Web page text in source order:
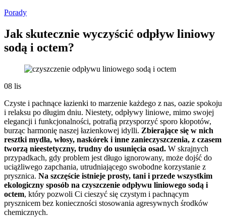
Porady
Jak skutecznie wyczyścić odpływ liniowy
sodą i octem?
08 lis
Czyste i pachnące łazienki to marzenie każdego z nas, oazie spokoju
i relaksu po długim dniu. Niestety, odpływy liniowe, mimo swojej
elegancji i funkcjonalności, potrafią przysporzyć sporo kłopotów,
burząc harmonię naszej łazienkowej idylli. Zbierające się w nich
resztki mydła, włosy, naskórek i inne zanieczyszczenia, z czasem
tworzą nieestetyczny, trudny do usunięcia osad. W skrajnych
przypadkach, gdy problem jest długo ignorowany, może dojść do
uciążliwego zapchania, utrudniającego swobodne korzystanie z
prysznica. Na szczęście istnieje prosty, tani i przede wszystkim
ekologiczny sposób na czyszczenie odpływu liniowego sodą i
octem, który pozwoli Ci cieszyć się czystym i pachnącym
prysznicem bez konieczności stosowania agresywnych środków
chemicznych.